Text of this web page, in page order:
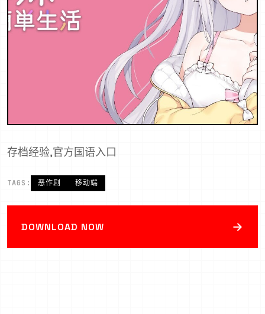
存档经验,官方国语入口
TAGS: 恶作剧 移动端
DOWNLOAD NOW →